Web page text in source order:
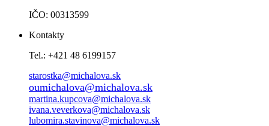
IČO: 00313599
Kontakty
Tel.: +421 48 6199157
starostka@michalova.sk
oumichalova@michalova.sk
martina.kupcova@michalova.sk
ivana.veverkova@michalova.sk
lubomira.stavinova@michalova.sk